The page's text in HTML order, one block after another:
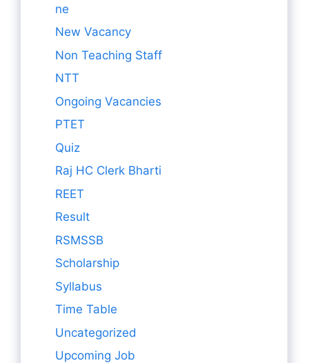
ne
New Vacancy
Non Teaching Staff
NTT
Ongoing Vacancies
PTET
Quiz
Raj HC Clerk Bharti
REET
Result
RSMSSB
Scholarship
Syllabus
Time Table
Uncategorized
Upcoming Job